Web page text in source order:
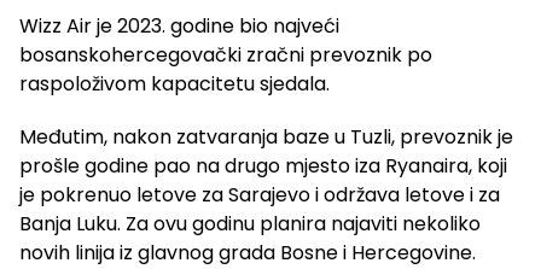
Wizz Air je 2023. godine bio najveći
bosanskohercegovački zračni prevoznik po
raspoloživom kapacitetu sjedala.
Međutim, nakon zatvaranja baze u Tuzli, prevoznik je
prošle godine pao na drugo mjesto iza Ryanaira, koji
je pokrenuo letove za Sarajevo i održava letove i za
Banja Luku. Za ovu godinu planira najaviti nekoliko
novih linija iz glavnog grada Bosne i Hercegovine.